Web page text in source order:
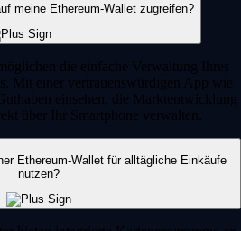
meine Ethereum-Wallet zugreifen?
die einfache Verwaltung Ihres
Mit einer vertrauenswürdigen App wie
einsehen, die Marktentwicklung
über Ihr Smartphone verwalten.
Ethereum-Wallet für alltägliche Einkäufe
nutzen?